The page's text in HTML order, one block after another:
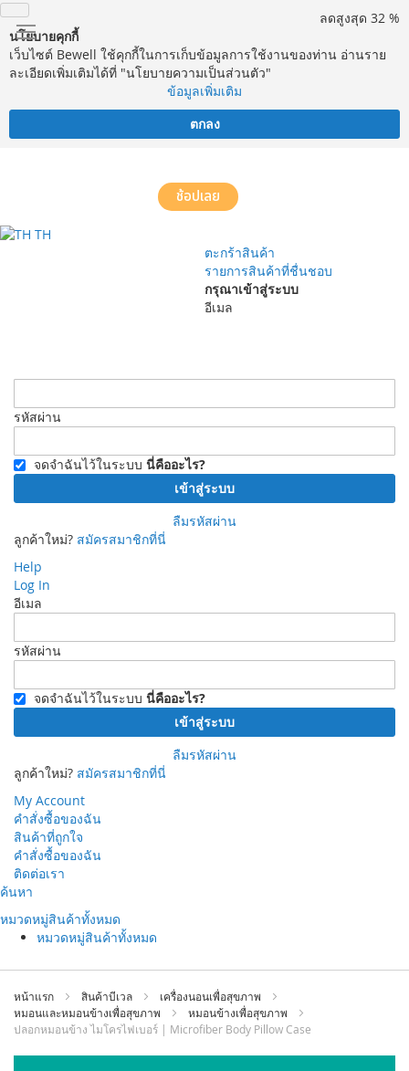
นโยบายคุกกี้
เว็บไซต์ Bewell ใช้คุกกี้ในการเก็บข้อมูลการใช้งานของท่าน อ่านราย
ละเอียดเพิ่มเติมได้ที่ "นโยบายความเป็นส่วนตัว"
ข้อมูลเพิ่มเติม
ตกลง
ช้อปเลย
TH
ตะกร้าสินค้า
รายการสินค้าที่ชื่นชอบ
กรุณาเข้าสู่ระบบ
อีเมล
รหัสผ่าน
จดจำฉันไว้ในระบบ นี่คืออะไร?
เข้าสู่ระบบ
ลืมรหัสผ่าน
ลูกค้าใหม่? สมัครสมาชิกที่นี่
Help
Log In
อีเมล
รหัสผ่าน
จดจำฉันไว้ในระบบ นี่คืออะไร?
เข้าสู่ระบบ
ลืมรหัสผ่าน
ลูกค้าใหม่? สมัครสมาชิกที่นี่
My Account
คำสั่งซื้อของฉัน
สินค้าที่ถูกใจ
คำสั่งซื้อของฉัน
ติดต่อเรา
ข้าม
ที่
เนื้อหา
ค้นหา
หมวดหมู่สินค้าทั้งหมด
หมวดหมู่สินค้าทั้งหมด
หน้าแรก สินค้าบีเวล
เครื่องนอนเพื่อสุขภาพ
หมอนและหมอนข้างเพื่อสุขภาพ
หมอนข้างเพื่อสุขภาพ
ปลอกหมอนข้าง ไมโครไฟเบอร์ | Microfiber Body Pillow Case
ลดสูงสุด 32 %